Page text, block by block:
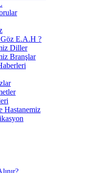
E.A.H ?
Diller
Branşlar
Hastanemiz